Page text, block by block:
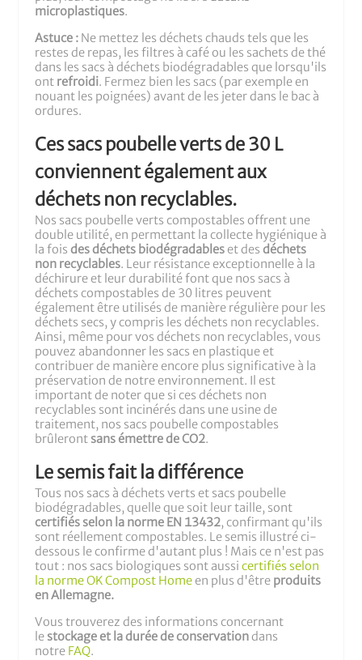
microplastiques.
Astuce : Ne mettez les déchets chauds tels que les
restes de repas, les filtres à café ou les sachets de thé
dans les sacs à déchets biodégradables que lorsqu'ils
ont refroidi. Fermez bien les sacs (par exemple en
nouant les poignées) avant de les jeter dans le bac à
ordures.
Ces sacs poubelle verts de 30 L
conviennent également aux
déchets non recyclables.
Nos sacs poubelle verts compostables offrent une
double utilité, en permettant la collecte hygiénique à
la foisdes déchets biodégradables et desdéchets
non recyclables. Leur résistance exceptionnelle à la
déchirure et leur durabilité font que nos sacs à
déchets compostables de 30 litres peuvent
également être utilisés de manière régulière pour les
déchets secs, y compris les déchets non recyclables.
Ainsi, même pour vos déchets non recyclables, vous
pouvez abandonner les sacs en plastique et
contribuer de manière encore plus significative à la
préservation de notre environnement. Il est
important de noter que si ces déchets non
recyclables sont incinérés dans une usine de
traitement, nos sacs poubelle compostables
brûleront sans émettre de CO2.
Le semis fait la différence
Tous nos sacs à déchets verts et sacs poubelle
biodégradables, quelle que soit leur taille, sont
certifiés selon la norme EN 13432, confirmant qu'ils
sont réellement compostables. Le semis illustré ci-
dessous le confirme d'autant plus ! Mais ce n'est pas
tout : nos sacs biologiques sont aussicertifiés selon
la norme OK Compost Home en plus d'être produits
en Allemagne.
Vous trouverez des informations concernant
le stockage et la durée de conservationdans
notre FAQ.